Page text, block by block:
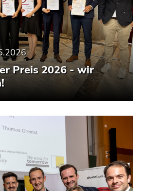
Preis 2026 - wir